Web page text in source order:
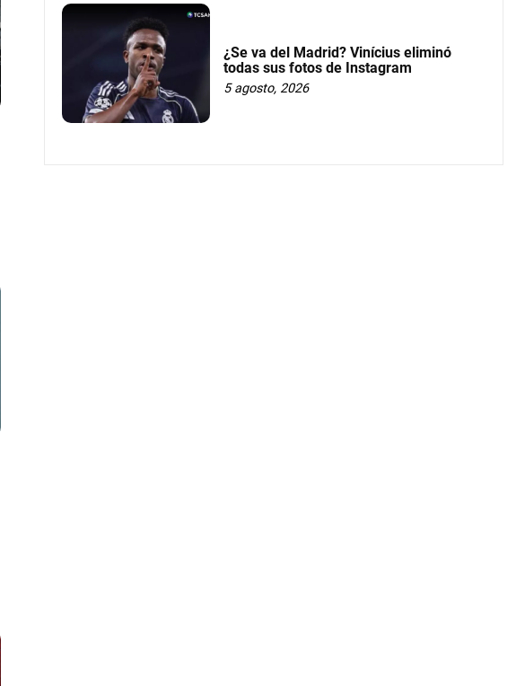
¿Se va del Madrid? Vinícius eliminó
todas sus fotos de Instagram
5 agosto, 2026